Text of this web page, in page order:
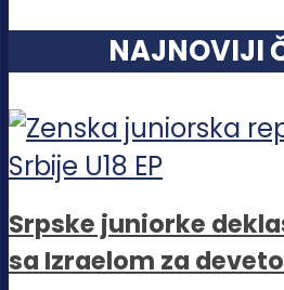
NAJNOVIJI
Srpske juniorke
sa Izraelom za